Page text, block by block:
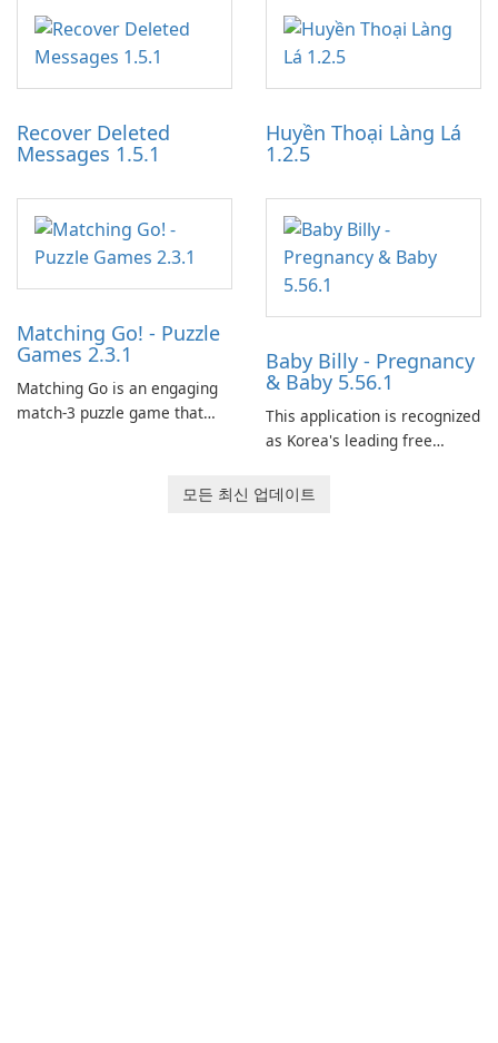
application designed to
optimize the gaming
experience for Grand Theft
Auto IV.
work through built-in brand
partnerships and integrated
tools for content distribution
and audience engagement.
Recover Deleted
Messages 1.5.1
Huyền Thoại Làng Lá
1.2.5
Matching Go! - Puzzle
Games 2.3.1
Matching Go is an engaging
match-3 puzzle game that
Ollie, on an adventurous
Baby Billy - Pregnancy
& Baby 5.56.1
This application is recognized
as Korea's leading free
baby tracking, offering
모든 최신 업데이트